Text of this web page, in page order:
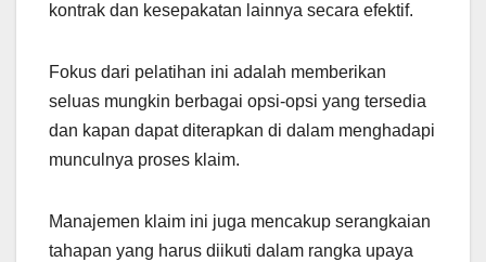
kontrak dan kesepakatan lainnya secara efektif.
Fokus dari pelatihan ini adalah memberikan
seluas mungkin berbagai opsi-opsi yang tersedia
dan kapan dapat diterapkan di dalam menghadapi
munculnya proses klaim.
Manajemen klaim ini juga mencakup serangkaian
tahapan yang harus diikuti dalam rangka upaya